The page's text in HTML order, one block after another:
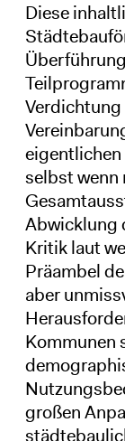
Diese
eigentlichen
selbst wenn
Abwicklung
Kritik laut
Präambel
aber
Kommunen
großen